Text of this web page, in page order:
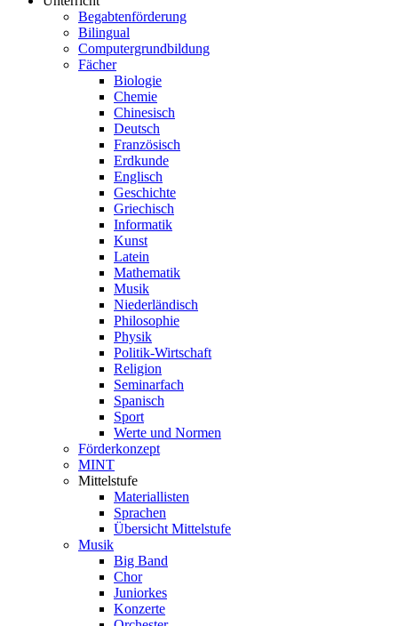
Begabtenförderung
Bilingual
Computergrundbildung
Fächer
Biologie
Chemie
Chinesisch
Deutsch
Französisch
Erdkunde
Englisch
Geschichte
Griechisch
Informatik
Kunst
Latein
Mathematik
Musik
Niederländisch
Philosophie
Physik
Politik-Wirtschaft
Religion
Seminarfach
Spanisch
Sport
Werte und Normen
Förderkonzept
MINT
Mittelstufe
Materiallisten
Sprachen
Übersicht Mittelstufe
Musik
Big Band
Chor
Juniorkes
Konzerte